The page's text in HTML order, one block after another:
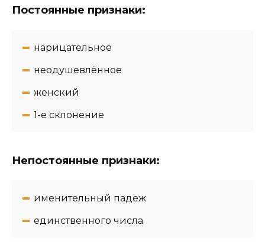
Постоянные признаки:
нарицательное
неодушевлённое
женский
1-e склонение
Непостоянные признаки:
именительный падеж
единственного числа